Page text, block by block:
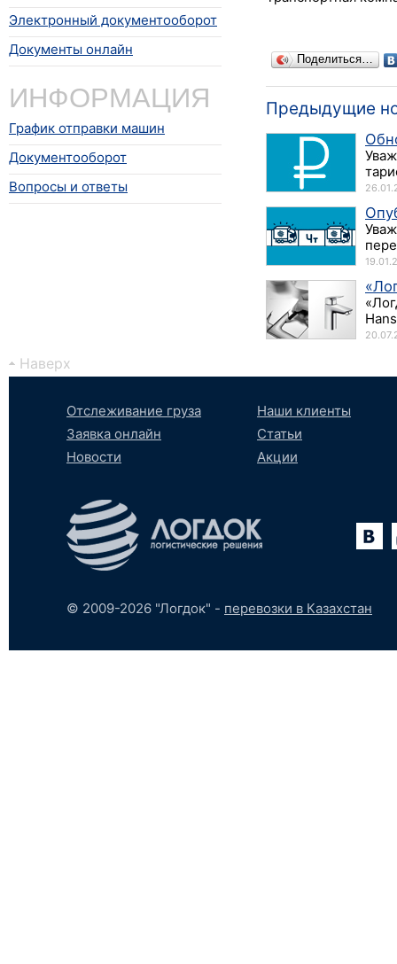
Электронный документооборот
Документы онлайн
ИНФОРМАЦИЯ
График отправки машин
Документооборот
Вопросы и ответы
Поделиться…
Предыдущие
Наверх
Отслеживание груза
Заявка онлайн
Новости
Наши клиенты
Статьи
Акции
ВконтактеYouTubetumblr
SoundCloud
© 2009-2026 "Логдок" - перевозки в Казахстан